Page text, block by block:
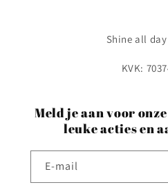
Shine all
KVK:
Meld je aan voor
leuke acties en
E‑mail